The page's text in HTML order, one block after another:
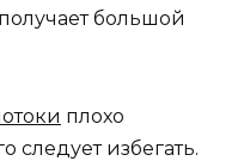
большой
плохо
следует избегать.